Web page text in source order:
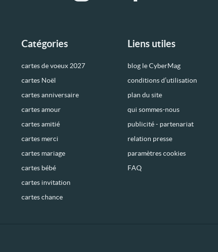
Catégories
cartes de voeux 2027
cartes Noël
cartes anniversaire
cartes amour
cartes amitié
cartes merci
cartes mariage
cartes bébé
cartes invitation
cartes chance
Liens utiles
blog le CyberMag
conditions d’utilisation
plan du site
qui sommes-nous
publicité - partenariat
relation presse
paramètres cookies
FAQ